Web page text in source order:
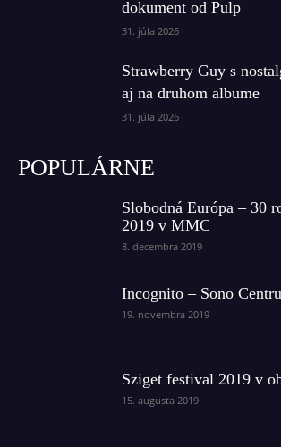
dokument od Pulp
31. júla 2026
Strawberry Guy s
aj na druhom albume
31. júla 2026
POPULÁRNE
Slobodná Európa – 30
2019 v MMC
8. decembra 2019
Incognito – Sono
19. novembra 2019
Sziget festival 2019 v
15. augusta 2019